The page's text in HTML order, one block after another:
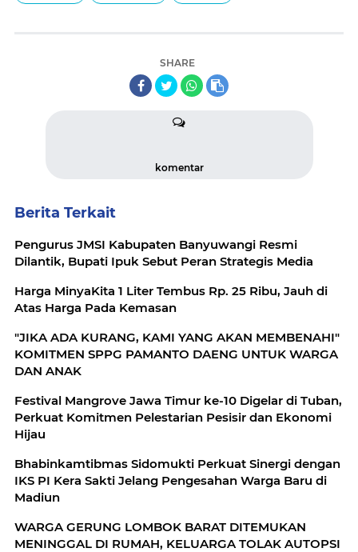
SHARE
komentar
Berita Terkait
Pengurus JMSI Kabupaten Banyuwangi Resmi
Dilantik, Bupati Ipuk Sebut Peran Strategis Media
Harga MinyaKita 1 Liter Tembus Rp. 25 Ribu, Jauh di
Atas Harga Pada Kemasan
"JIKA ADA KURANG, KAMI YANG AKAN MEMBENAHI"
KOMITMEN SPPG PAMANTO DAENG UNTUK WARGA
DAN ANAK
Festival Mangrove Jawa Timur ke-10 Digelar di Tuban,
Perkuat Komitmen Pelestarian Pesisir dan Ekonomi
Hijau
Bhabinkamtibmas Sidomukti Perkuat Sinergi dengan
IKS PI Kera Sakti Jelang Pengesahan Warga Baru di
Madiun
WARGA GERUNG LOMBOK BARAT DITEMUKAN
MENINGGAL DI RUMAH, KELUARGA TOLAK AUTOPSI